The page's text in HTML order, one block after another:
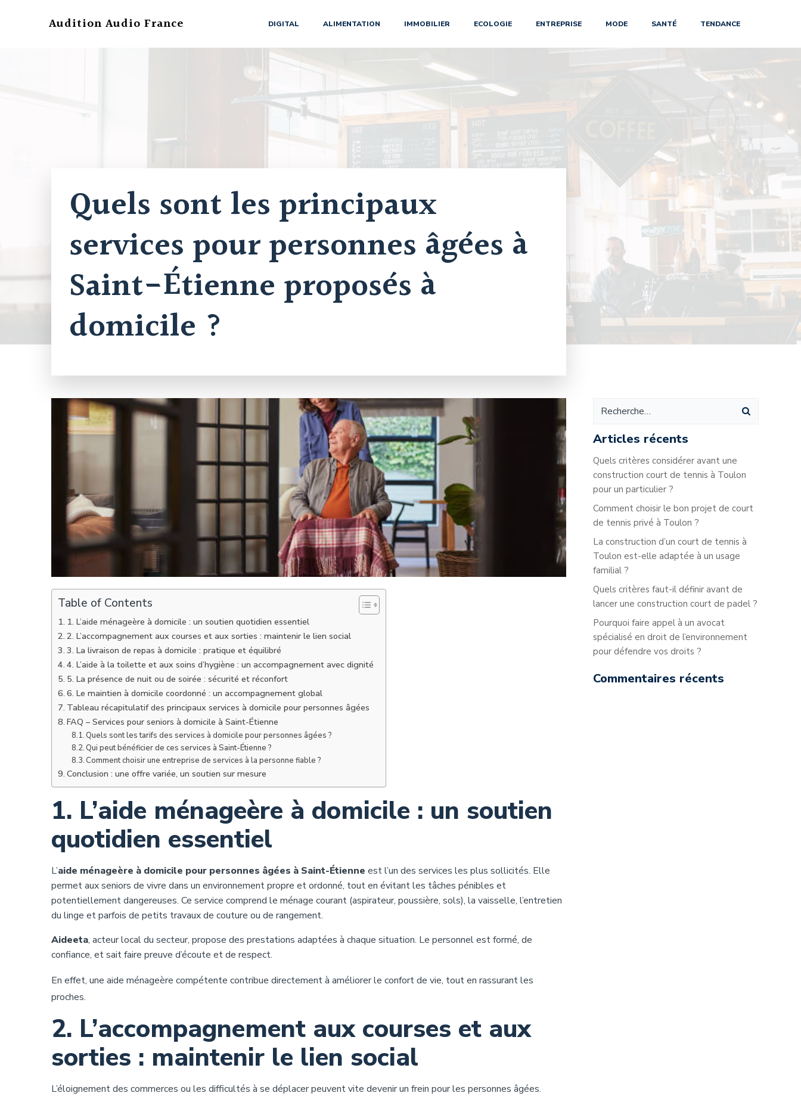
Audition Audio France DIGITAL ALIMENTATION IMMOBILIER ECOLOGIE ENTREPRISE MODE SANTÉ TENDANCE
Quels sont les principaux
services pour personnes âgées à
Saint-Étienne proposés à
domicile ?
Table of Contents
1. L’aide ménageère à domicile : un soutien quotidien essentiel
2. L’accompagnement aux courses et aux sorties : maintenir le lien social
3. La livraison de repas à domicile : pratique et équilibré
4. L’aide à la toilette et aux soins d’hygiène : un accompagnement avec dignité
5. La présence de nuit ou de soirée : sécurité et réconfort
6. Le maintien à domicile coordonné : un accompagnement global
Tableau récapitulatif des principaux services à domicile pour personnes âgées
FAQ – Services pour seniors à domicile à Saint-Étienne
Quels sont les tarifs des services à domicile pour personnes âgées ?
Qui peut bénéficier de ces services à Saint-Étienne ?
Comment choisir une entreprise de services à la personne fiable ?
Conclusion : une offre variée, un soutien sur mesure
1. L’aide ménageère à domicile : un soutien
quotidien essentiel
L’aide ménageère à domicile pour personnes âgées à Saint-Étienne est l’un des services les plus sollicités. Elle
permet aux seniors de vivre dans un environnement propre et ordonné, tout en évitant les tâches pénibles et
potentiellement dangereuses. Ce service comprend le ménage courant (aspirateur, poussière, sols), la vaisselle, l’entretien
du linge et parfois de petits travaux de couture ou de rangement.
Aideeta, acteur local du secteur, propose des prestations adaptées à chaque situation. Le personnel est formé, de
confiance, et sait faire preuve d’écoute et de respect.
En effet, une aide ménageère compétente contribue directement à améliorer le confort de vie, tout en rassurant les
proches.
2. L’accompagnement aux courses et aux
sorties : maintenir le lien social
L’éloignement des commerces ou les difficultés à se déplacer peuvent vite devenir un frein pour les personnes âgées.
Articles récents
Quels critères considérer avant une
construction court de tennis à Toulon
pour un particulier ?
Comment choisir le bon projet de court
de tennis privé à Toulon ?
La construction d’un court de tennis à
Toulon est-elle adaptée à un usage
familial ?
Quels critères faut-il définir avant de
lancer une construction court de padel ?
Pourquoi faire appel à un avocat
spécialisé en droit de l’environnement
pour défendre vos droits ?
Commentaires récents